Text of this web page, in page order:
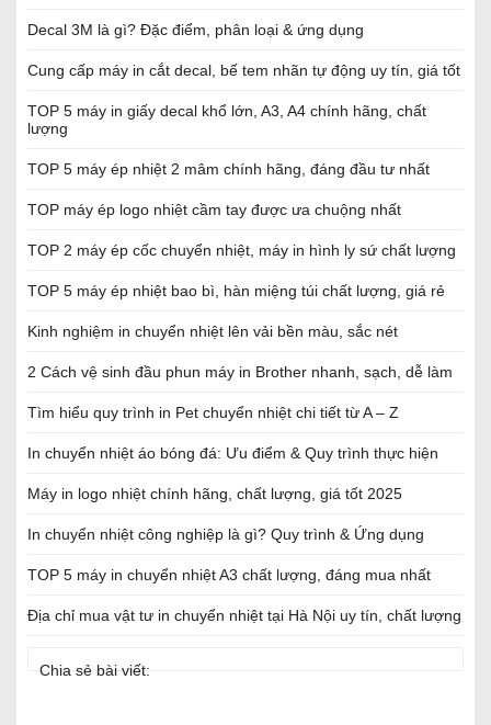
Decal 3M là gì? Đặc điểm, phân loại & ứng dụng
Cung cấp máy in cắt decal, bế tem nhãn tự động uy tín, giá tốt
TOP 5 máy in giấy decal khổ lớn, A3, A4 chính hãng, chất
lượng
TOP 5 máy ép nhiệt 2 mâm chính hãng, đáng đầu tư nhất
TOP máy ép logo nhiệt cầm tay được ưa chuộng nhất
TOP 2 máy ép cốc chuyển nhiệt, máy in hình ly sứ chất lượng
TOP 5 máy ép nhiệt bao bì, hàn miệng túi chất lượng, giá rẻ
Kinh nghiệm in chuyển nhiệt lên vải bền màu, sắc nét
2 Cách vệ sinh đầu phun máy in Brother nhanh, sạch, dễ làm
Tìm hiểu quy trình in Pet chuyển nhiệt chi tiết từ A – Z
In chuyển nhiệt áo bóng đá: Ưu điểm & Quy trình thực hiện
Máy in logo nhiệt chính hãng, chất lượng, giá tốt 2025
In chuyển nhiệt công nghiệp là gì? Quy trình & Ứng dụng
TOP 5 máy in chuyển nhiệt A3 chất lượng, đáng mua nhất
Địa chỉ mua vật tư in chuyển nhiệt tại Hà Nội uy tín, chất lượng
Chia sẻ bài viết: